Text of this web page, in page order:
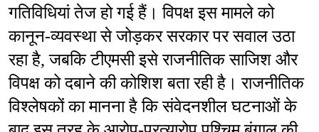
गतिविधियां तेज हो गई हैं। विपक्ष इस मामले को
कानून-व्यवस्था से जोड़कर सरकार पर सवाल उठा
रहा है, जबकि टीएमसी इसे राजनीतिक साजिश और
विपक्ष को दबाने की कोशिश बता रही है। राजनीतिक
विश्लेषकों का मानना है कि संवेदनशील घटनाओं के